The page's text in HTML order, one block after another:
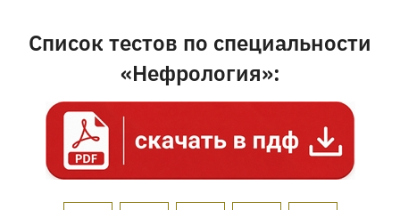
Список тестов по специальности
«Нефрология»: